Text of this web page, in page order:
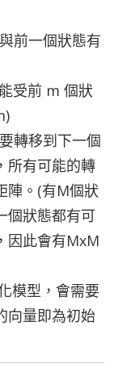
前一個狀態有
受前 m 個狀
轉移到下一個
所有可能的轉
陣。(有M個狀
個狀態都有可
因此會有MxM
模型，會需要
向量即為初始